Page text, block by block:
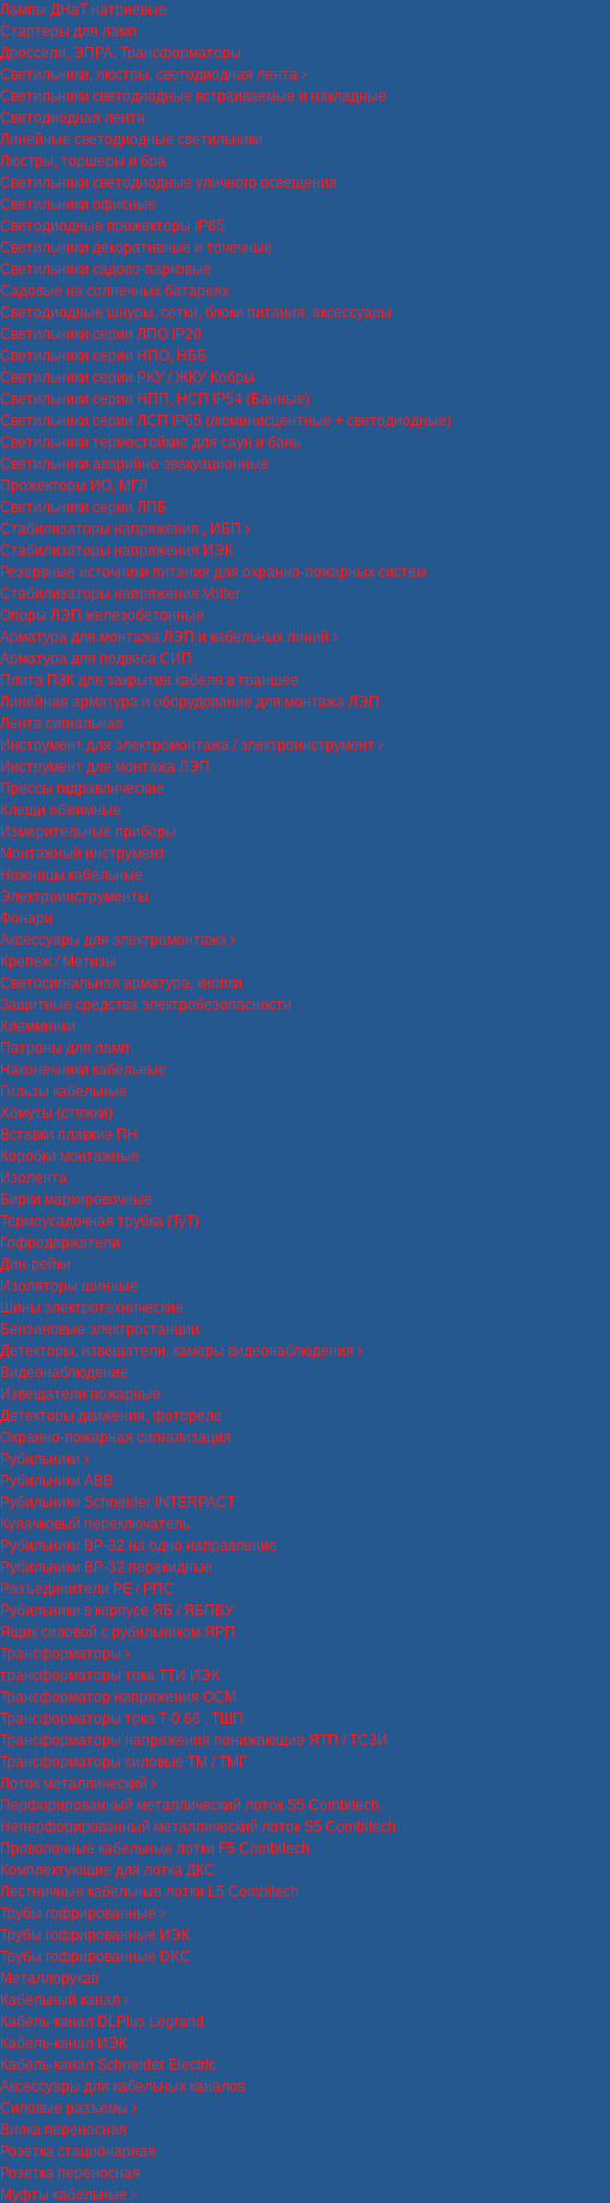
Лампы ДНаТ натриевые
Стартеры для ламп
Дроссели, ЭПРА, Трансформаторы
Светильники, люстры, светодиодная лента
Светильники светодиодные встраиваемые и накладные
Светодиодная лента
Линейные светодиодные светильники
Люстры, торшеры и бра
Светильники светодиодные уличного освещения
Светильники офисные
Светодиодные прожекторы IP65
Светильники декоративные и точечные
Светильники садово-парковые
Садовые на солнечных батареях
Светодиодные шнуры, сетки, блоки питания, аксессуары
Светильники серии ЛПО IP20
Светильники серии НПО, НББ
Светильники серии РКУ / ЖКУ Кобры
Светильники серии НПП, НСП IP54 (Банные)
Светильники серии ЛСП IP65 (люминисцентные + светодиодные)
Светильники термостойкие для саун и бань
Светильники аварийно-эвакуационные
Прожекторы ИО, МГЛ
Светильники серии ЛПБ
Стабилизаторы напряжения , ИБП
Стабилизаторы напряжения ИЭК
Резервные источники питания для охранно-пожарных систем
Стабилизаторы напряжения Volter
Опоры ЛЭП железобетонные
Арматура для монтажа ЛЭП и кабельных линий
Арматура для подвеса СИП
Плита ПЗК для закрытия кабеля в траншее
Линейная арматура и оборудование для монтажа ЛЭП
Лента сигнальная
Инструмент для электромонтажа / электроинструмент
Инструмент для монтажа ЛЭП
Прессы гидравлические
Клещи обжимные
Измерительные приборы
Монтажный инструмент
Ножницы кабельные
Электроинструменты
Фонари
Аксессуары для электромонтажа
Крепеж / Метизы
Светосигнальная арматура, кнопки
Защитные средства электробезопасности
Клеммники
Патроны для ламп
Наконечники кабельные
Гильзы кабельные
Хомуты (стяжки)
Вставки плавкие ПН
Коробки монтажные
Изолента
Бирки маркировочные
Термоусадочная трубка (ТуТ)
Гофродержатели
Дин-рейки
Изоляторы шинные
Шины электротехнические
Бензиновые электростанции
Детекторы, извещатели, камеры видеонаблюдения
Видеонаблюдение
Извещатели пожарные
Детекторы движения, фотореле
Охранно-пожарная сигнализация
Рубильники
Рубильники ABB
Рубильники Schneider INTERPACT
Кулачковый переключатель
Рубильники ВР-32 на одно направление
Рубильники ВР-32 перекидные
Разъединители РЕ / РПС
Рубильники в корпусе ЯБ / ЯБПВУ
Ящик силовой с рубильником ЯРП
Трансформаторы
трансформаторы тока ТТИ ИЭК
Трансформатор напряжения ОСМ
Трансформаторы тока Т-0.66 , ТШП
Трансформаторы напряжения понижающие ЯТП / ТСЗИ
Трансформаторы силовые ТМ / ТМГ
Лоток металлический
Перфорированный металлический лоток S5 Combitech
Неперфорированный металлический лоток S5 Combitech
Проволочные кабельные лотки F5 Combitech
Комплектующие для лотка ДКС
Лестничные кабельные лотки L5 Combitech
Трубы гофрированные
Трубы гофрированные ИЭК
Трубы гофрированные DKC
Металлорукав
Кабельный канал
Кабель-канал DLPlus Legrand
Кабель-канал ИЭК
Кабель-канал Schneider Electric
Аксессуары для кабельных каналов
Силовые разъемы
Вилка переносная
Розетка стационарная
Розетка переносная
Муфты кабельные